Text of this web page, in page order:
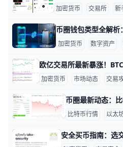
加密货币 交易所 新
加密货币 数字资产
加密货币 市场动态 交易
比特币行情 以太